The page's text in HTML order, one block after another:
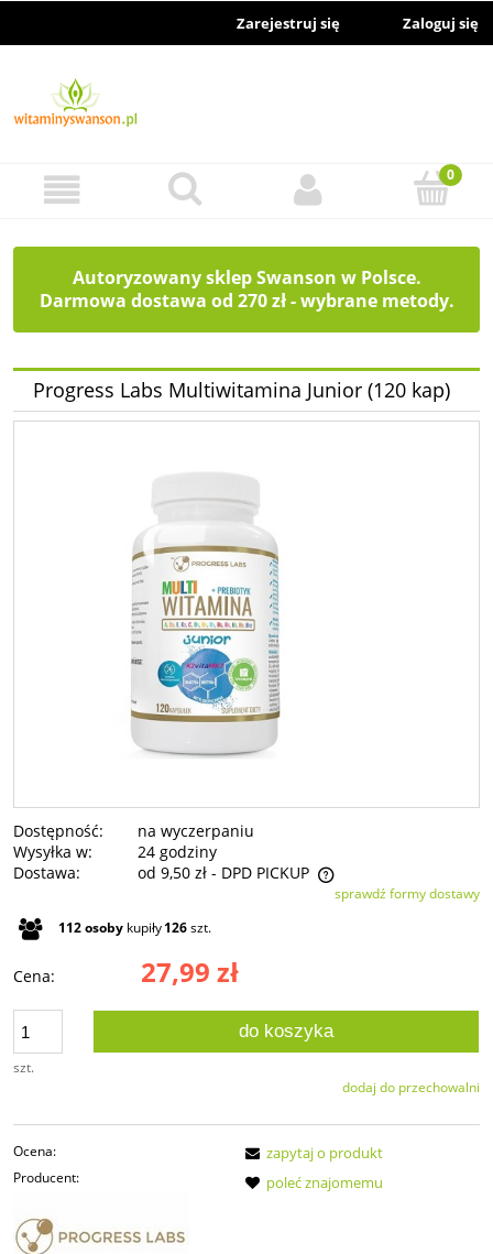
Zarejestruj się Zaloguj się
Autoryzowany sklep Swanson w Polsce.
Darmowa dostawa od 270 zł - wybrane metody.
Progress Labs Multiwitamina Junior (120 kap)
Dostępność:
na wyczerpaniu
Wysyłka w:
24 godziny
Dostawa:
od 9,50 zł - DPD PICKUP
Cena nie zawiera ewentualnych kosztów płatnościsprawdź formy dostawy
112osoby kupiły126szt.
Cena: 27,99 zł
szt.
do koszyka
dodaj do przechowalni
Ocena:
Producent:
zapytaj o produkt
poleć znajomemu